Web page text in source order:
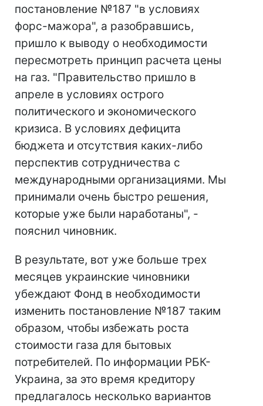
постановление №187 "в условиях
форс-мажора", а разобравшись,
пришло к выводу о необходимости
пересмотреть принцип расчета цены
на газ. "Правительство пришло в
апреле в условиях острого
политического и экономического
кризиса. В условиях дефицита
бюджета и отсутствия каких-либо
перспектив сотрудничества с
международными организациями. Мы
принимали очень быстро решения,
которые уже были наработаны", -
пояснил чиновник.
В результате, вот уже больше трех
месяцев украинские чиновники
убеждают Фонд в необходимости
изменить постановление №187 таким
образом, чтобы избежать роста
стоимости газа для бытовых
потребителей. По информации РБК-
Украина, за это время кредитору
предлагалось несколько вариантов